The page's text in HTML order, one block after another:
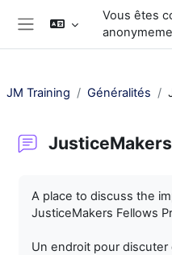
Passer au contenu principal
Panneau latéral
Vous êtes
JM Training Généralités
A place to discuss the
JusticeMakers Fellows
Un endroit pour discuter